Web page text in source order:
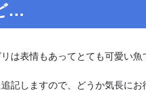
…
は表情もあってとても可愛い
記しますので、どうか気長に